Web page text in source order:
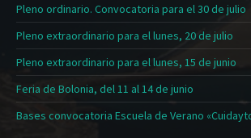
Pleno ordinario. Convocatoria para el 30 de julio
Pleno extraordinario para el lunes, 20 de julio
Pleno extraordinario para el lunes, 15 de junio
Feria de Bolonia, del 11 al 14 de junio
Bases convocatoria Escuela de Verano